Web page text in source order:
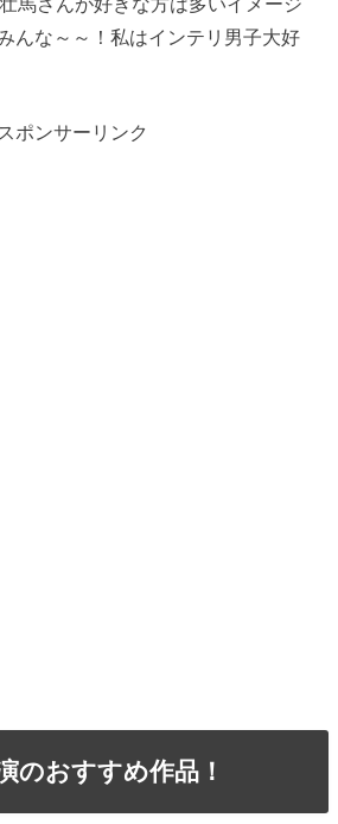
んな～～！私はインテリ男子大好
スポンサーリンク
のおすすめ作品！